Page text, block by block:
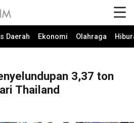
Daerah Ekonomi Olahraga
3,37 ton
Thailand